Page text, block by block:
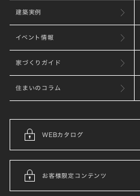
建築実例
イベント情報
家づくりガイド
住まいのコラム
WEBカタログ
お客様限定コンテンツ